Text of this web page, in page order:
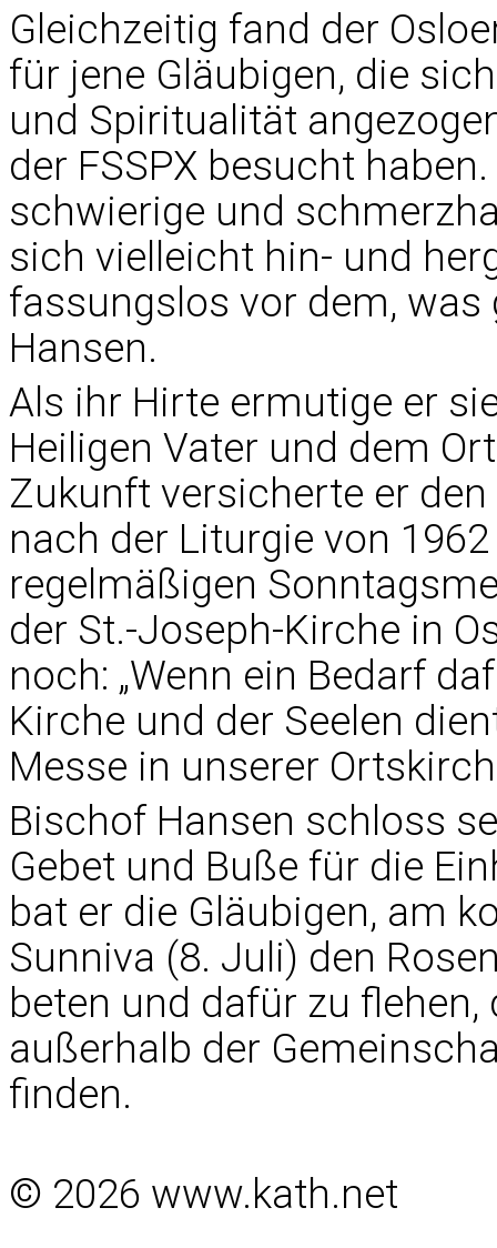
Gleichzeitig fand der
für jene Gläubigen, die
und Spiritualität
der FSSPX besucht
schwierige und
sich vielleicht hin- und
fassungslos vor dem, was
Hansen.
Als ihr Hirte ermutige er
Heiligen Vater und dem
Zukunft versicherte er
nach der Liturgie von
regelmäßigen
der St.-Joseph-Kirche in
noch: „Wenn ein Bedarf
Kirche und der Seelen
Messe in unserer
Bischof Hansen schloss
Gebet und Buße für die
bat er die Gläubigen, am
Sunniva (8. Juli) den
beten und dafür zu
außerhalb der
finden.
© 2026 www.kath.net